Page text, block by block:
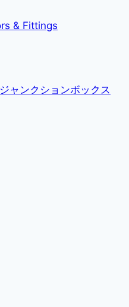
& Fittings
ャンクションボックス